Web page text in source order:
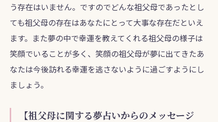
う存在はいません。ですのでどんな祖父母であったとし
ても祖父母の存在はあなたにとって大事な存在だといえ
ます。また夢の中で幸運を教えてくれる祖父母の様子は
笑顔でいることが多く、笑顔の祖父母が夢に出てきたあ
なたは今後訪れる幸運を逃さないように過ごすようにし
ましょう。
【祖父母に関する夢占いからのメッセージ